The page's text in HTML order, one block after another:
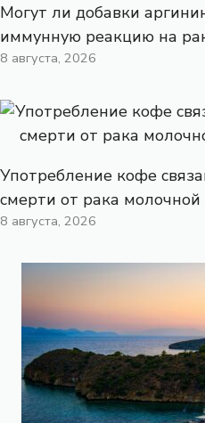
Могут ли добавки
иммунную реакцию на
8 августа, 2026
Употребление кофе
смерти от рака
8 августа, 2026